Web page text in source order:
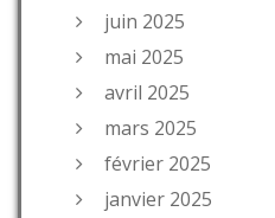
juin 2025
mai 2025
avril 2025
mars 2025
février 2025
janvier 2025